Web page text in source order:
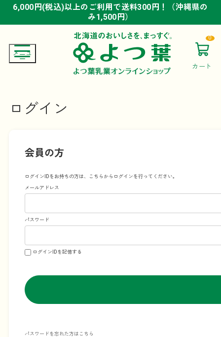
6,000円(税込)以上のご利用で送料300円！（沖縄県の
み1,500円）
6,000円(税込)以上のご利用で送料300円！（沖縄県の
み1,500円）
6,000円(税込)以上のご利用で送料300円！（沖縄県の
み1,500円）
カート
0
ログイン
会員の方
ログインIDをお持ちの方は、こちらからログインを行ってください。
メールアドレス
パスワード
ログインIDを記憶する
パスワードを忘れた方はこちら